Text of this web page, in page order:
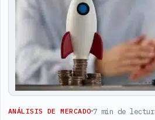
ANÁLISIS DE MERCADO 7 min de